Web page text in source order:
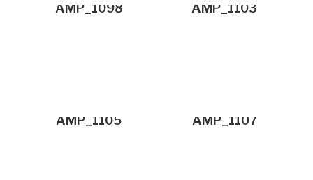
AMP_1098 AMP_1103
AMP_1105 AMP_1107